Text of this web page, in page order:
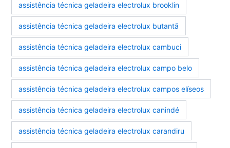
assistência técnica geladeira electrolux brooklin
assistência técnica geladeira electrolux butantã
assistência técnica geladeira electrolux cambuci
assistência técnica geladeira electrolux campo belo
assistência técnica geladeira electrolux campos elíseos
assistência técnica geladeira electrolux canindé
assistência técnica geladeira electrolux carandiru